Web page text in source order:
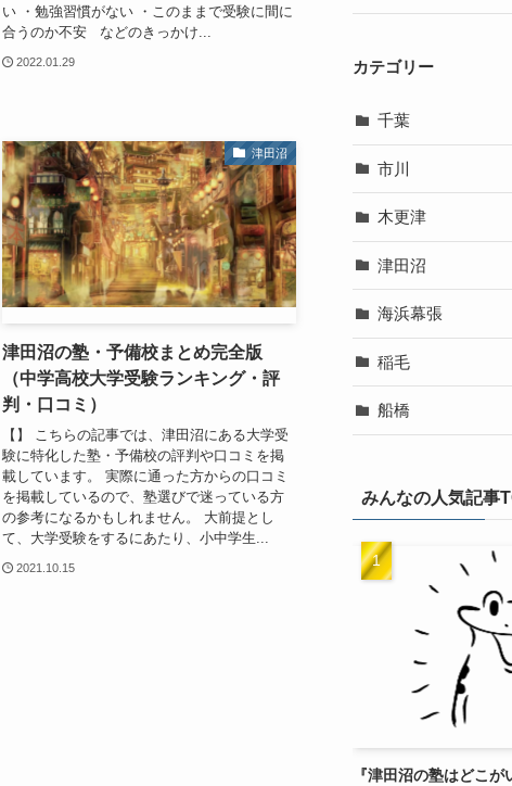
い ・勉強習慣がない ・このままで受験に間に
合うのか不安 などのきっかけ...
2022.01.29
津田沼
津田沼の塾・予備校まとめ完全版
（中学高校大学受験ランキング・評
判・口コミ）
【】 こちらの記事では、津田沼にある大学受
験に特化した塾・予備校の評判や口コミを掲
載しています。 実際に通った方からの口コミ
を掲載しているので、塾選びで迷っている方
の参考になるかもしれません。 大前提とし
て、大学受験をするにあたり、小中学生...
2021.10.15
カテゴリー
千葉
市川
木更津
津田沼
海浜幕張
稲毛
船橋
みんなの人気記事
『津田沼の塾はどこ